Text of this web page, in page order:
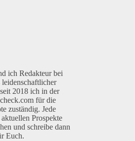
ich Redakteur bei
2018 ich in der
für die
zuständig. Jede
Prospekte
und schreibe dann
Euch.